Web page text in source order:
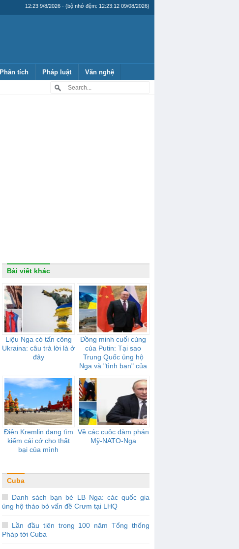
12:23 9/8/2026 - (bộ nhớ đệm: 12:23:12 09/08/2026)
Phân tích Pháp luật Văn nghệ
Bài viết khác
Liệu Nga có tấn công
Ukraina: câu trả lời là ở
đây
Đồng minh cuối cùng
của Putin: Tại sao
Trung Quốc ủng hộ
Nga và "tình bạn" của
Điện Kremlin đang tìm
kiếm cái cớ cho thất
bại của mình
Về các cuộc đàm phán
Mỹ-NATO-Nga
Cuba
Danh sách bạn bè LB Nga: các quốc gia
ủng hộ tháo bỏ vấn đề Crưm tại LHQ
Lần đầu tiên trong 100 năm Tổng thống
Pháp tới Cuba